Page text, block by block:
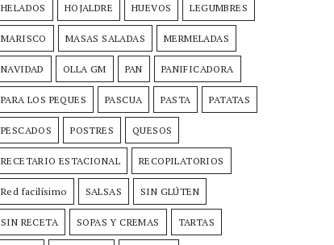
HELADOS HOJALDRE HUEVOS LEGUMBRES
MARISCO MASAS SALADAS MERMELADAS
NAVIDAD OLLA GM PAN PANIFICADORA
PARA LOS PEQUES PASCUA PASTA PATATAS
PESCADOS POSTRES QUESOS
RECETARIO ESTACIONAL RECOPILATORIOS
Red facilísimo SALSAS SIN GLÚTEN
SIN RECETA SOPAS Y CREMAS TARTAS